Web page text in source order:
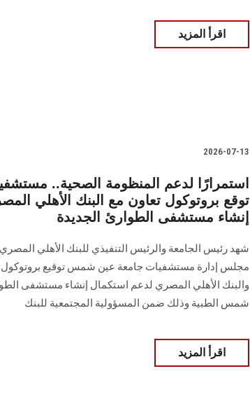
اقرأ المزيد
2026-07-13
استمرارًا لدعم المنظومة الصحية..
توقع بروتوكول تعاون مع البنك الأهلي
إنشاء مستشفى الطوارئ الجديدة
شهد رئيس الجامعة والرئيس التنفيذي للبنك الأهلي
مجلس إدارة مستشفيات جامعة عين شمس توقيع بروتوكول
والبنك الأهلي المصري لدعم استكمال إنشاء مستشفى
شمس الطبية وذلك ضمن المسؤولية المجتمعية للبنك
اقرأ المزيد